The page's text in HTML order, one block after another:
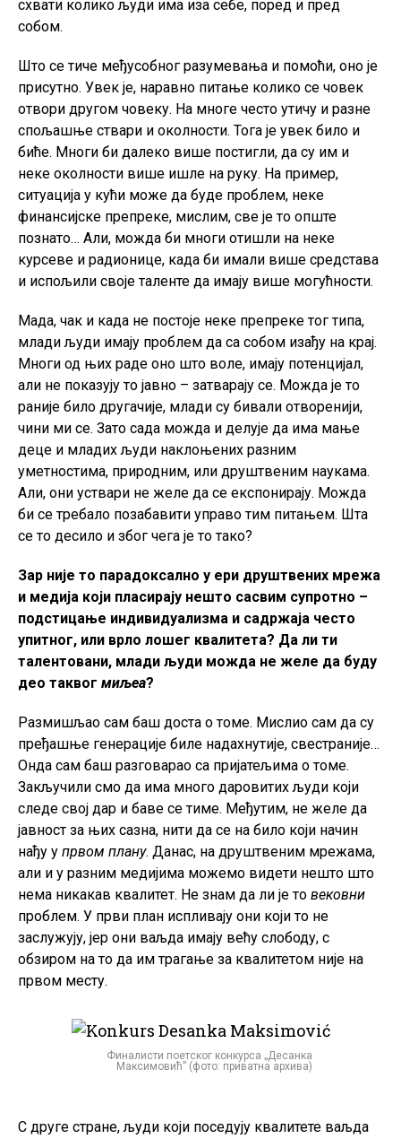
схвати колико људи има иза себе, поред и пред
собом.
Што се тиче међусобног разумевања и помоћи, оно је
присутно. Увек је, наравно питање колико се човек
отвори другом човеку. На многе често утичу и разне
спољашње ствари и околности. Тога је увек било и
биће. Многи би далеко више постигли, да су им и
неке околности више ишле на руку. На пример,
ситуација у кући може да буде проблем, неке
финансијске препреке, мислим, све је то опште
познато… Али, можда би многи отишли на неке
курсеве и радионице, када би имали више средстава
и испољили своје таленте да имају више могућности.
Мада, чак и када не постоје неке препреке тог типа,
млади људи имају проблем да са собом изађу на крај.
Многи од њих раде оно што воле, имају потенцијал,
али не показују то јавно – затварају се. Можда је то
раније било другачије, млади су бивали отворенији,
чини ми се. Зато сада можда и делује да има мање
деце и младих људи наклоњених разним
уметностима, природним, или друштвеним наукама.
Али, они уствари не желе да се експонирају. Можда
би се требало позабавити управо тим питањем. Шта
се то десило и због чега је то тако?
Зар није то парадоксално у ери друштвених мрежа
и медија који пласирају нешто сасвим супротно –
подстицање индивидуализма и садржаја често
упитног, или врло лошег квалитета? Да ли ти
талентовани, млади људи можда не желе да буду
део таквог миљеа?
Размишљао сам баш доста о томе. Мислио сам да су
пређашње генерације биле надахнутије, свестраније…
Онда сам баш разговарао са пријатељима о томе.
Закључили смо да има много даровитих људи који
следе свој дар и баве се тиме. Међутим, не желе да
јавност за њих сазна, нити да се на било који начин
нађу у првом плану. Данас, на друштвеним мрежама,
али и у разним медијима можемо видети нешто што
нема никакав квалитет. Не знам да ли је то вековни
проблем. У први план испливају они који то не
заслужују, јер они ваљда имају већу слободу, с
обзиром на то да им трагање за квалитетом није на
првом месту.
Финалисти поетског конкурса „Десанка
Максимовић” (фото: приватна архива)
С друге стране, људи који поседују квалитете ваљда